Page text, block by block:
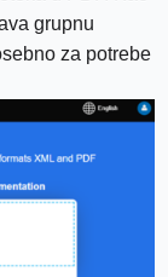
grupnu
za potrebe